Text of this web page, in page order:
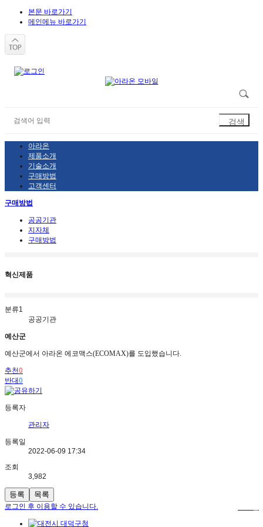
본문 바로가기
메인메뉴 바로가기
아라온
제품소개
기술소개
구매방법
고객센터
구매방법
공공기관
지자체
구매방법
혁신제품
분류1
공공기관
예산군
예산군에서 아라온 에코맥스(ECOMAX)를 도입했습니다.
추천0
반대0
등록자
관리자
등록일
2022-06-09 17:34
조회
3,982
등록 목록
로그인 후 이용할 수 있습니다.